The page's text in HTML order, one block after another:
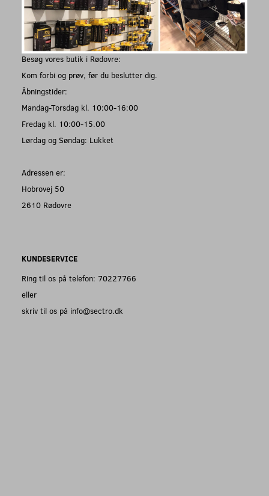
Besøg vores butik i Rødovre:
Kom forbi og prøv, før du beslutter dig.
Åbningstider:
Mandag-Torsdag kl. 10:00-16:00
Fredag kl. 10:00-15.00
Lørdag og Søndag: Lukket
Adressen er:
Hobrovej 50
2610 Rødovre
KUNDESERVICE
Ring til os på telefon: 70227766
eller
skriv til os på info@sectro.dk